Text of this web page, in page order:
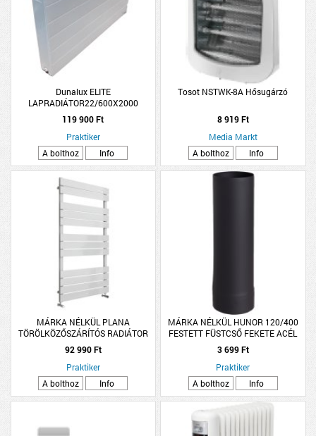
Dunalux ELITE
LAPRADIÁTOR22/600X2000
119 900 Ft
Praktiker
A bolthoz
Info
Tosot NSTWK-8A Hősugárzó
8 919 Ft
Media Markt
A bolthoz
Info
MÁRKA NÉLKÜL PLANA
TÖRÖLKÖZŐSZÁRÍTÓS RADIÁTOR
600X1200MM, DESIGN, FEHÉR,
703W
92 990 Ft
Praktiker
A bolthoz
Info
MÁRKA NÉLKÜL HUNOR 120/400
FESTETT FÜSTCSŐ FEKETE ACÉL
0,5MM
3 699 Ft
Praktiker
A bolthoz
Info